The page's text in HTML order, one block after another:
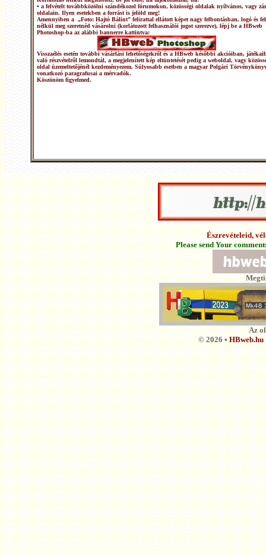
• a felvételt továbbközölni szándékozol fórumokon, közösségi oldalak nyílvános, vagy
oldalain. Ilyen esetekben a forrást is jelöld meg!
Amennyiben a „Foto: Hajtó Bálint” felirattal ellátott képet nagy felbontásban, logó és
nélkül meg szeretnéd vásárolni (korlátozott felhasználói jogot szerezve), lépj be a HBweb
Photoshop-ba az alábbi bannerre kattintva:
Visszaélés esetén további vásárlási lehetőségekről és a HBweb későbbi akcióiban,
való részvételről lemondtál, a megjelenített kép eltüntetését pedig a weboldal, vagy
oldal üzemeltetőjénél kezdeményezem. Súlyosabb esetben a magyar Polgári
vonatkozó paragrafusai a mérvadók.
Köszönöm figyelmed.
Észrevételeid,
Please send Your
Az
© 2026 •HBweb.hu